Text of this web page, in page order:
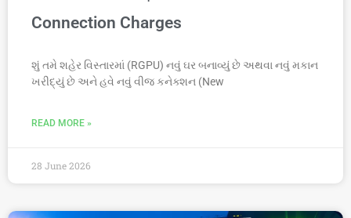
Connection Charges
શું તમે શહેર વિસ્તારમાં (RGPU) નવું ઘર બનાવ્યું છે અથવા નવું મકાન
ખરીદ્યું છે અને હવે નવું વીજ કનેક્શન (New
READ MORE »
28 June 2026